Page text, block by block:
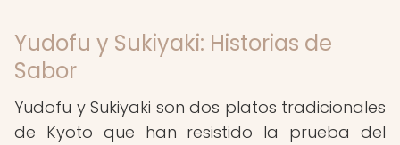
Yudofu y Sukiyaki: Historias de
Sabor
Yudofu y Sukiyaki son dos platos tradicionales
de Kyoto que han resistido la prueba del